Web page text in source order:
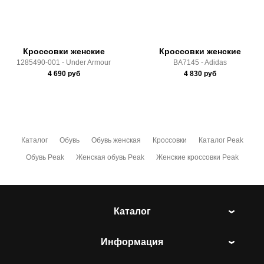
Кроссовки женские
1285490-001 - Under Armour
4 690руб
Кроссовки женские
BA7145 - Adidas
4 830 руб
Каталог Обувь Обувь женская Кроссовки Каталог Peak
Обувь Peak Женская обувь Peak Женские кроссовки Peak
Каталог
Информация